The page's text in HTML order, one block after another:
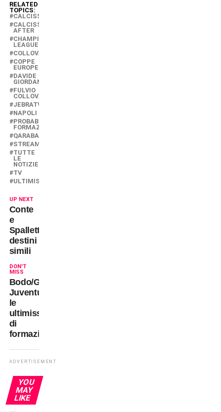
RELATED
TOPICS:
CALCISSIMO
CALCISSIMO
AFTER
CHAMPIONS
LEAGUE
COLLOVATI
COPPE
EUROPEE
DAVIDE
GIORDANA
FULVIO
COLLOVATI
JEBRATV
NAPOLI
PROBABILI
FORMAZIONI
QARABAG
STREAMING
TUTTE
LE
NOTIZIE
TV
ULTIMISSIME
UP NEXT
Conte
e
Spalletti:
destini
simili
DON'T
MISS
Bodo/Glimt-
Juventus:
le
ultimissime
di
formazione
ADVERTISEMENT
YOU
MAY
LIKE